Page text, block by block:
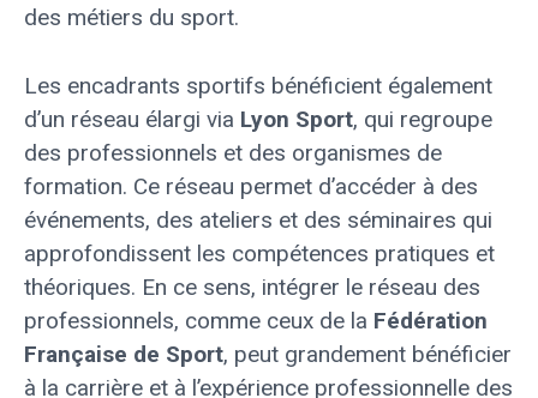
des métiers du sport.
Les encadrants sportifs bénéficient également
d’un réseau élargi via Lyon Sport, qui regroupe
des professionnels et des organismes de
formation. Ce réseau permet d’accéder à des
événements, des ateliers et des séminaires qui
approfondissent les compétences pratiques et
théoriques. En ce sens, intégrer le réseau des
professionnels, comme ceux de la Fédération
Française de Sport, peut grandement bénéficier
à la carrière et à l’expérience professionnelle des